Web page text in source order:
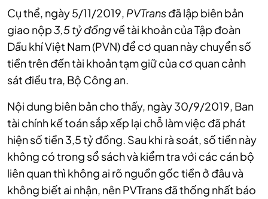
Cụ thể, ngày 5/11/2019, PVTransđã lập biên bản
giao nộp3,5 tỷ đồngvề tài khoản của Tập đoàn
Dầu khí Việt Nam (PVN) để cơ quan này chuyển số
tiền trên đến tài khoản tạm giữ của cơ quan cảnh
sát điều tra, Bộ Công an.
Nội dung biên bản cho thấy, ngày 30/9/2019, Ban
tài chính kế toán sắp xếp lại chỗ làm việc đã phát
hiện số tiền 3,5 tỷ đồng. Sau khi rà soát, số tiền này
không có trong sổ sách và kiểm tra với các cán bộ
liên quan thì không ai rõ nguồn gốc tiền ở đâu và
không biết ai nhận, nên PVTrans đã thống nhất báo